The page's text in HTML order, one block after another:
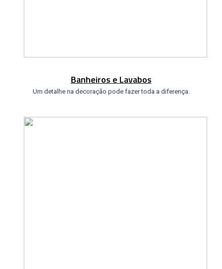
Banheiros e Lavabos
Um detalhe na decoração pode fazer toda a diferença.